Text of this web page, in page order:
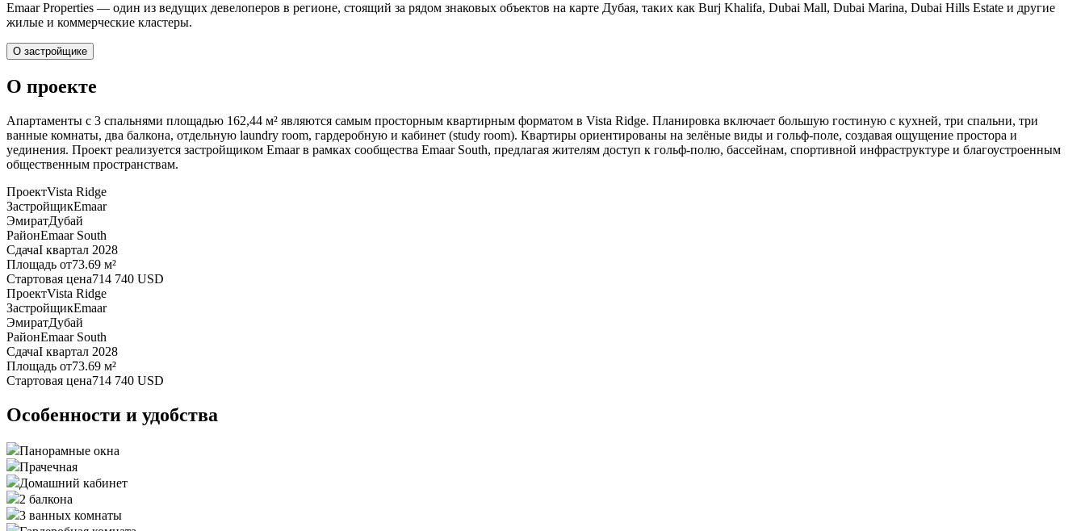
Emaar Properties — один из ведущих девелоперов в регионе, стоящий за рядом знаковых объектов на карте Дубая, таких как Burj Khalifa, Dubai Mall, Dubai Marina, Dubai Hills Estate и другие
жилые и коммерческие кластеры.
О застройщике
О проекте
Апартаменты с 3 спальнями площадью 162,44 м² являются самым просторным квартирным форматом в Vista Ridge. Планировка включает большую гостиную с кухней, три спальни, три
ванные комнаты, два балкона, отдельную laundry room, гардеробную и кабинет (study room). Квартиры ориентированы на зелёные виды и гольф-поле, создавая ощущение простора и
уединения. Проект реализуется застройщиком Emaar в рамках сообщества Emaar South, предлагая жителям доступ к гольф-полю, бассейнам, спортивной инфраструктуре и благоустроенным
общественным пространствам.
ПроектVista Ridge
ЗастройщикEmaar
ЭмиратДубай
РайонEmaar South
СдачаI квартал 2028
Площадь от73.69 м²
Стартовая цена714 740 USD
ПроектVista Ridge
ЗастройщикEmaar
ЭмиратДубай
РайонEmaar South
СдачаI квартал 2028
Площадь от73.69 м²
Стартовая цена714 740 USD
Особенности и удобства
Панорамные окна
Прачечная
Домашний кабинет
2 балкона
3 ванных комнаты